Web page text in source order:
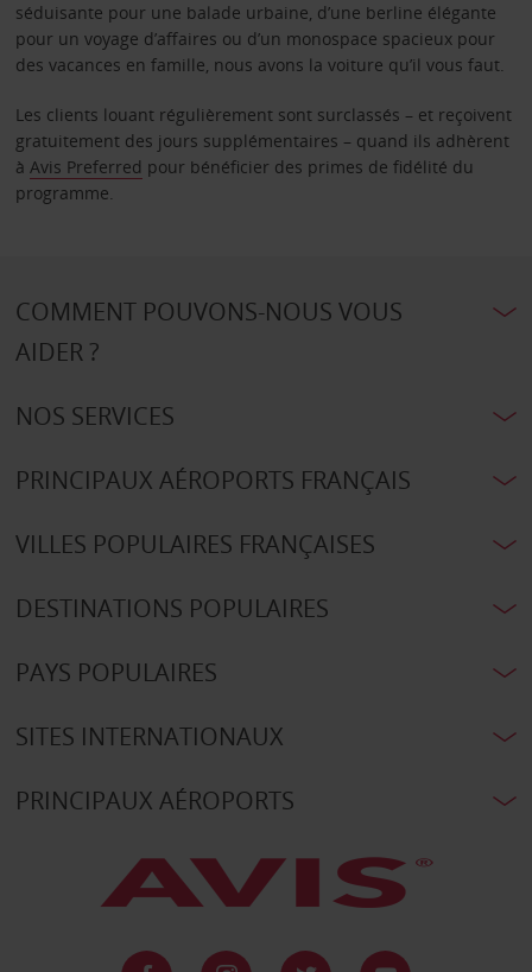
séduisante pour une balade urbaine, d’une berline élégante
pour un voyage d’affaires ou d’un monospace spacieux pour
des vacances en famille, nous avons la voiture qu’il vous faut.
Les clients louant régulièrement sont surclassés – et reçoivent
gratuitement des jours supplémentaires – quand ils adhèrent
à Avis Preferred pour bénéficier des primes de fidélité du
programme.
COMMENT POUVONS-NOUS VOUS
AIDER ?
NOS SERVICES
PRINCIPAUX AÉROPORTS FRANÇAIS
VILLES POPULAIRES FRANÇAISES
DESTINATIONS POPULAIRES
PAYS POPULAIRES
SITES INTERNATIONAUX
PRINCIPAUX AÉROPORTS